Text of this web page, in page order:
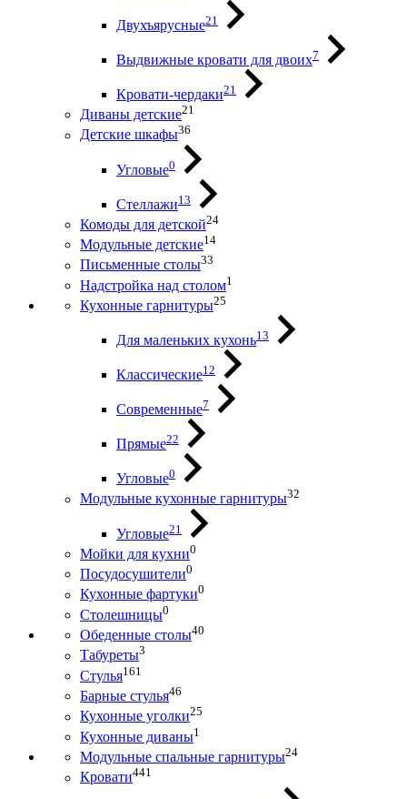
Двухъярусные21
Выдвижные кровати для двоих7
Кровати-чердаки21
Диваны детские21
Детские шкафы36
Угловые0
Стеллажи13
Комоды для детской24
Модульные детские14
Письменные столы33
Надстройка над столом1
Кухонные гарнитуры25
Для маленьких кухонь13
Классические12
Современные7
Прямые22
Угловые0
Модульные кухонные гарнитуры32
Угловые21
Мойки для кухни0
Посудосушители0
Кухонные фартуки0
Столешницы0
Обеденные столы40
Табуреты3
Стулья161
Барные стулья46
Кухонные уголки25
Кухонные диваны1
Модульные спальные гарнитуры24
Кровати441